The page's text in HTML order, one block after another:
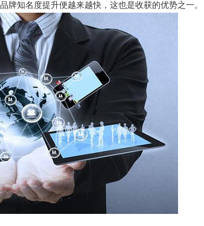
牌知名度提升便越来越快，这也是收获的优势之一。